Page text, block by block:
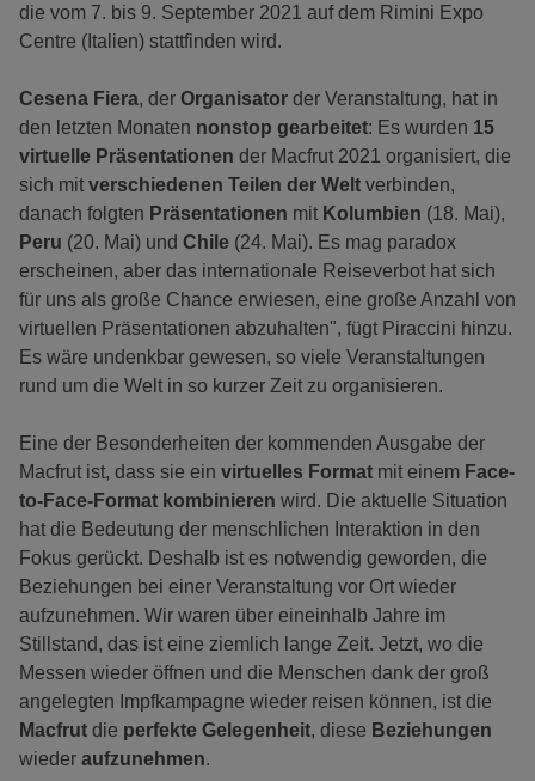
die vom 7. bis 9. September 2021 auf dem Rimini Expo
Centre (Italien) stattfinden wird.
Cesena Fiera, der Organisator der Veranstaltung, hat in
den letzten Monaten nonstop gearbeitet: Es wurden 15
virtuelle Präsentationen der Macfrut 2021 organisiert, die
sich mit verschiedenen Teilen der Welt verbinden,
danach folgten Präsentationen mit Kolumbien (18. Mai),
Peru (20. Mai) und Chile (24. Mai). Es mag paradox
erscheinen, aber das internationale Reiseverbot hat sich
für uns als große Chance erwiesen, eine große Anzahl von
virtuellen Präsentationen abzuhalten", fügt Piraccini hinzu.
Es wäre undenkbar gewesen, so viele Veranstaltungen
rund um die Welt in so kurzer Zeit zu organisieren.
Eine der Besonderheiten der kommenden Ausgabe der
Macfrut ist, dass sie ein virtuelles Format mit einem Face-
to-Face-Format kombinieren wird. Die aktuelle Situation
hat die Bedeutung der menschlichen Interaktion in den
Fokus gerückt. Deshalb ist es notwendig geworden, die
Beziehungen bei einer Veranstaltung vor Ort wieder
aufzunehmen. Wir waren über eineinhalb Jahre im
Stillstand, das ist eine ziemlich lange Zeit. Jetzt, wo die
Messen wieder öffnen und die Menschen dank der groß
angelegten Impfkampagne wieder reisen können, ist die
Macfrut die perfekte Gelegenheit, diese Beziehungen
wieder aufzunehmen.